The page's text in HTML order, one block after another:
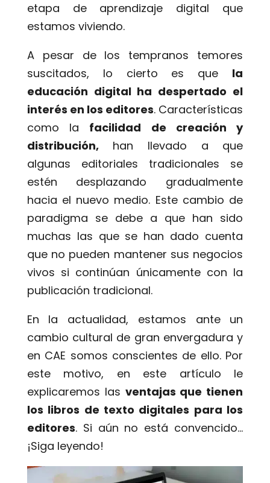
etapa de aprendizaje digital que
estamos viviendo.
A pesar de los tempranos temores
suscitados, lo cierto es que la
educación digital ha despertado el
interés en los editores. Características
como la facilidad de creación y
distribución,han llevado a que
algunas editoriales tradicionales se
estén desplazando gradualmente
hacia el nuevo medio. Este cambio de
paradigma se debe a que han sido
muchas las que se han dado cuenta
que no pueden mantener sus negocios
vivos si continúan únicamente con la
publicación tradicional.
En la actualidad, estamos ante un
cambio cultural de gran envergadura y
en CAE somos conscientes de ello. Por
este motivo, en este artículo le
explicaremos las ventajas que tienen
los libros de texto digitales para los
editores. Si aún no está convencido…
¡Siga leyendo!